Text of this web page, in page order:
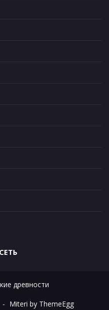
древности
- Miteri by ThemeEgg